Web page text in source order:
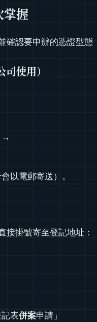
掌握
認要申辦的憑證型態
使用）
→
以電郵寄送）。
接掛號寄至登記地址：
表併案申請」